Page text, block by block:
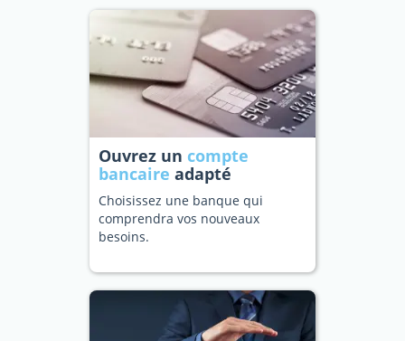
Ouvrez un compte
bancaire adapté
Choisissez une banque qui
comprendra vos nouveaux
besoins.